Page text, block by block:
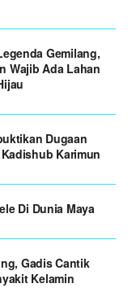
Gemilang,
Wajib Ada Lahan
Dugaan
Karimun
Di Dunia Maya
Gadis Cantik
Kelamin